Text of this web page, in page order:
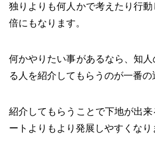
独りよりも何人かで考えたり行
倍にもなります。
何かやりたい事があるなら、知
る人を紹介してもらうのが一番の
紹介してもらうことで下地が出
ートよりもより発展しやすくなり